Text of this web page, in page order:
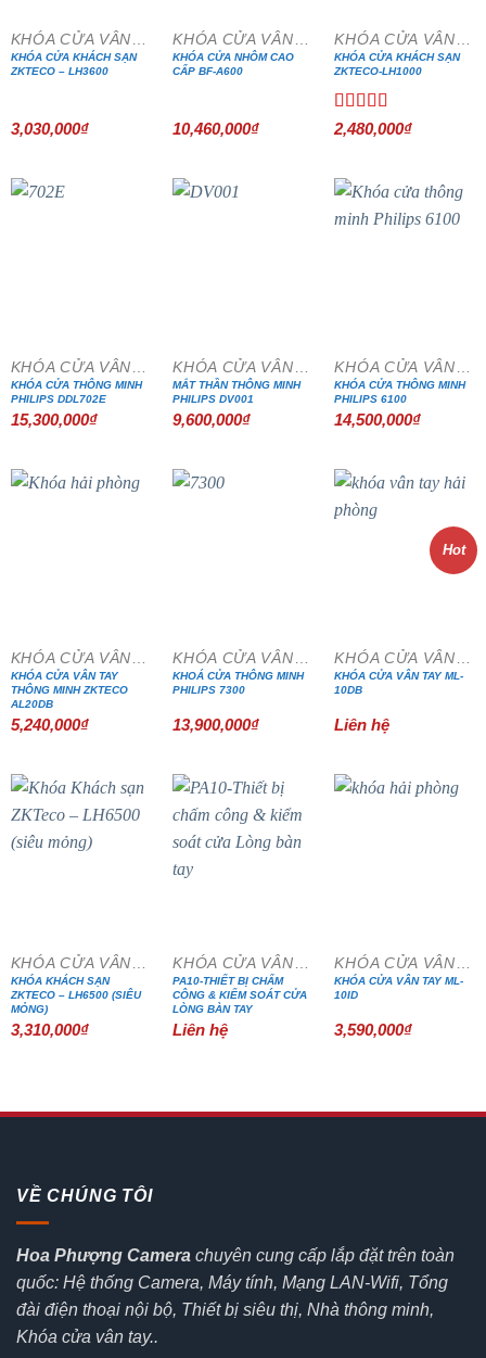
KHÓA CỬA KHÁCH SẠN
ZKTECO – LH3600
3,030,000₫
KHÓA CỬA NHÔM CAO
CẤP BF-A600
10,460,000₫
KHÓA CỬA KHÁCH SẠN
ZKTECO-LH1000
Được xếp
2,480,000₫
KHÓA CỬA THÔNG MINH
PHILIPS DDL702E
15,300,000₫
MẮT THẦN THÔNG MINH
PHILIPS DV001
9,600,000₫
KHÓA CỬA THÔNG MINH
PHILIPS 6100
14,500,000₫
KHÓA CỬA VÂN TAY
THÔNG MINH ZKTECO
AL20DB
5,240,000₫
KHOÁ CỬA THÔNG MINH
PHILIPS 7300
13,900,000₫
Hot
KHÓA CỬA VÂN TAY ML-
10DB
Liên hệ
KHÓA KHÁCH SẠN
ZKTECO – LH6500 (SIÊU
MỎNG)
3,310,000₫
PA10-THIẾT BỊ CHẤM
CÔNG & KIỂM SOÁT CỬA
LÒNG BÀN TAY
Liên hệ
KHÓA CỬA VÂN TAY ML-
10ID
3,590,000₫
VỀ CHÚNG TÔI
Hoa Phượng Camera chuyên cung cấp lắp đặt trên toàn
quốc: Hệ thống Camera, Máy tính, Mạng LAN-Wifi, Tổng
đài điện thoại nội bộ, Thiết bị siêu thị, Nhà thông minh,
Khóa cửa vân tay..